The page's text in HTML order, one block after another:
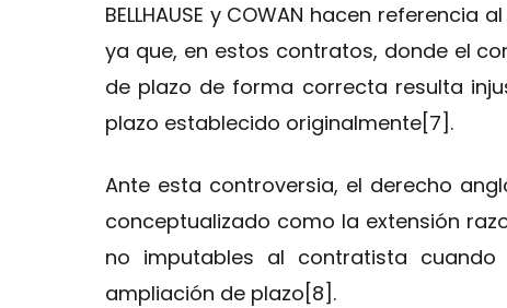
BELLHAUSE y COWAN hacen
ya que, en estos contratos, donde el
de plazo de forma correcta resulta
plazo establecido originalmente[7].
Ante esta controversia, el derecho
conceptualizado como la extensión
no imputables al contratista
ampliación de plazo[8].